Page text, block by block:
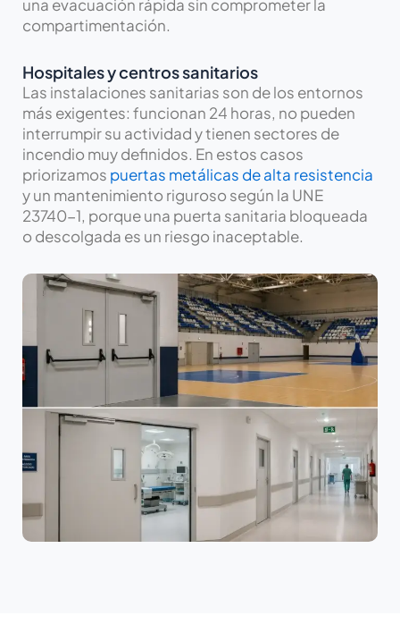
una evacuación rápida sin comprometer la
compartimentación.
Hospitales y centros sanitarios
Las instalaciones sanitarias son de los entornos
más exigentes: funcionan 24 horas, no pueden
interrumpir su actividad y tienen sectores de
incendio muy definidos. En estos casos
priorizamos puertas metálicas de alta resistencia
y un mantenimiento riguroso según la UNE
23740-1, porque una puerta sanitaria bloqueada
o descolgada es un riesgo inaceptable.